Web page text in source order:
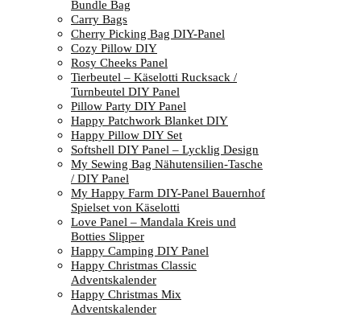
Bundle Bag
Carry Bags
Cherry Picking Bag DIY-Panel
Cozy Pillow DIY
Rosy Cheeks Panel
Tierbeutel – Käselotti Rucksack /
Turnbeutel DIY Panel
Pillow Party DIY Panel
Happy Patchwork Blanket DIY
Happy Pillow DIY Set
Softshell DIY Panel – Lycklig Design
My Sewing Bag Nähutensilien-Tasche
/ DIY Panel
My Happy Farm DIY-Panel Bauernhof
Spielset von Käselotti
Love Panel – Mandala Kreis und
Botties Slipper
Happy Camping DIY Panel
Happy Christmas Classic
Adventskalender
Happy Christmas Mix
Adventskalender